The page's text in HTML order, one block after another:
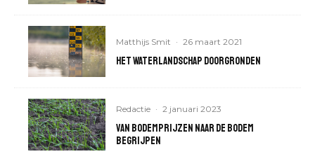
Matthijs Smit · 26 maart 2021
Het waterlandschap doorgronden
Redactie · 2 januari 2023
Van bodemprijzen naar de bodem
begrijpen